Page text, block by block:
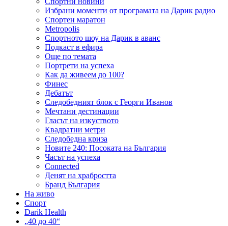
Избрани моменти от програмата на Дарик радио
Спортен маратон
Metropolis
Спортното шоу на Дарик в аванс
Подкаст в ефира
Още по темата
Портрети на успеха
Как да живеем до 100?
Финес
Дебатът
Следобедният блок с Георги Иванов
Мечтани дестинации
Гласът на изкуството
Квадратни метри
Следобедна криза
Новите 240: Посоката на България
Часът на успеха
Connected
Денят на храбростта
Бранд България
На живо
Спорт
Darik Health
„40 до 40“